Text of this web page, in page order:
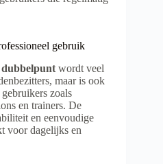
gebruik
wordt veel
maar is ook
zoals
en trainers. De
en eenvoudige
voor dagelijks en